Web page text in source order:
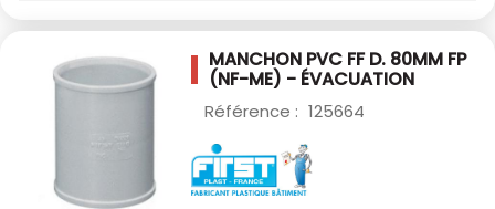
MANCHON PVC FF D. 80MM FP
(NF-ME) - ÉVACUATION
Référence : 125664